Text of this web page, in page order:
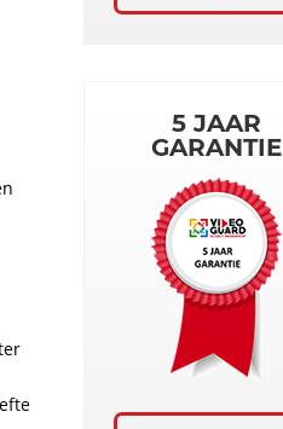
5 JAAR
GARANTIE